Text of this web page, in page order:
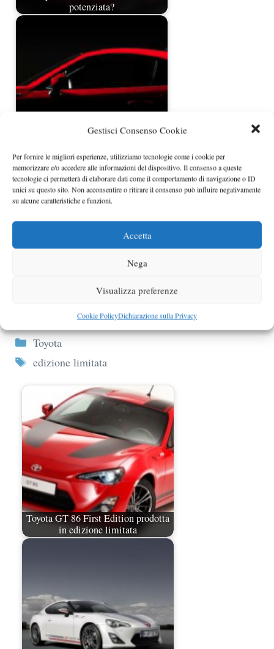
Gestisci Consenso Cookie
Per fornire le migliori esperienze, utilizziamo tecnologie come i cookie per
memorizzare e/o accedere alle informazioni del dispositivo. Il consenso a queste
tecnologie ci permetterà di elaborare dati come il comportamento di navigazione o ID
unici su questo sito. Non acconsentire o ritirare il consenso può influire negativamente
su alcune caratteristiche e funzioni.
Accetta
Nega
Visualizza preferenze
Cookie PolicyDichiarazione sulla Privacy
potenziata?
Edition
Sports FR Concept a Goodwood
Categorie
Toyota
Tag
edizione limitata
Toyota GT 86 First Edition prodotta
in edizione limitata